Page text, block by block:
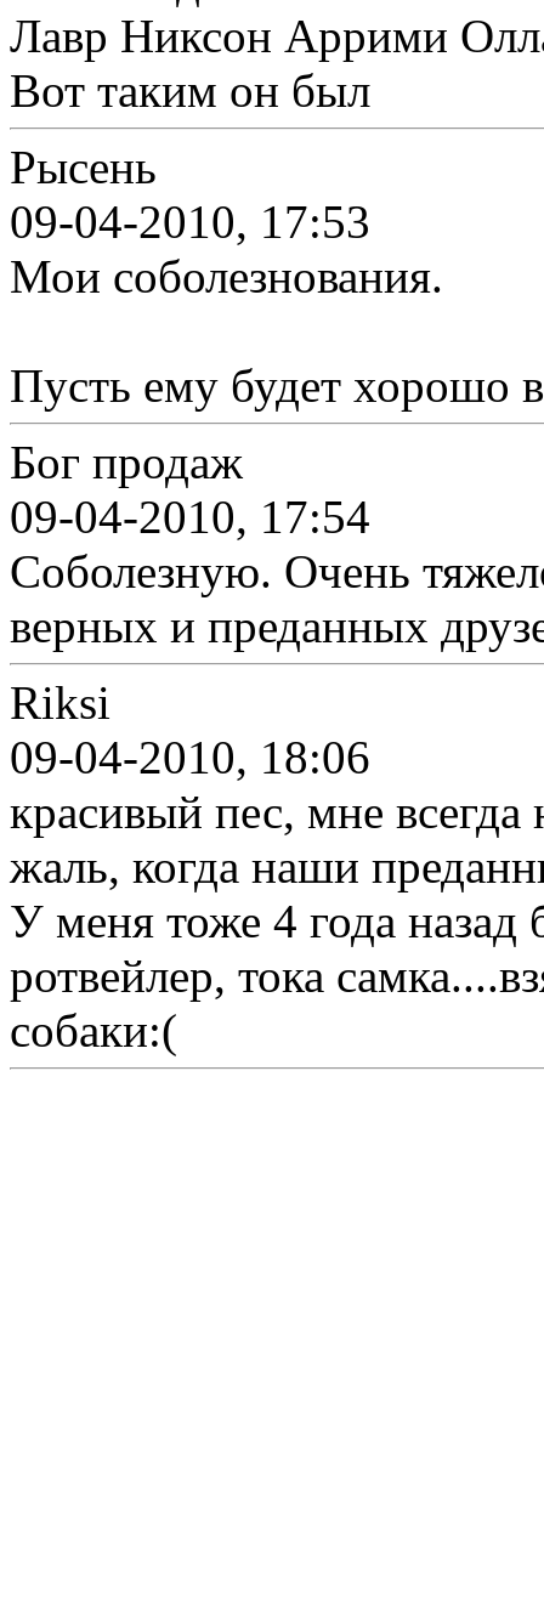
Лавр Никсон Аррими
Вот таким он был
Рысень
09-04-2010, 17:53
Мои соболезнования.
Пусть ему будет хорошо
Бог продаж
09-04-2010, 17:54
Соболезную. Очень
верных и преданных
Riksi
09-04-2010, 18:06
красивый пес, мне всегда
жаль, когда наши
У меня тоже 4 года назад
ротвейлер, тока
собаки:(